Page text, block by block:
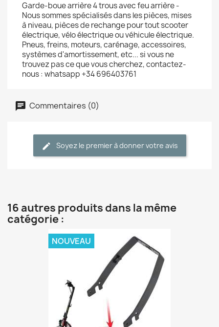
Garde-boue arrière 4 trous avec feu arrière -
Nous sommes spécialisés dans les pièces, mises
à niveau, pièces de rechange pour tout scooter
électrique, vélo électrique ou véhicule électrique.
Pneus, freins, moteurs, carénage, accessoires,
systèmes d'amortissement, etc... si vous ne
trouvez pas ce que vous cherchez, contactez-
nous : whatsapp +34 696403761
Commentaires (0)
Soyez le premier à donner votre avis
16 autres produits dans la même
catégorie :
NOUVEAU